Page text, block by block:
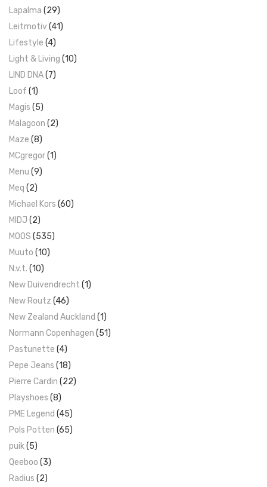
Lapalma (29)
Leitmotiv(41)
Lifestyle (4)
Light & Living (10)
LIND DNA(7)
Loof (1)
Magis (5)
Malagoon (2)
Maze (8)
MCgregor(1)
Menu (9)
Meq (2)
Michael Kors (60)
MIDJ (2)
MOOS (535)
Muuto (10)
N.v.t. (10)
New Duivendrecht (1)
New Routz (46)
New Zealand Auckland (1)
Normann Copenhagen (51)
Pastunette (4)
Pepe Jeans (18)
Pierre Cardin (22)
Playshoes (8)
PME Legend (45)
Pols Potten (65)
puik(5)
Qeeboo (3)
Radius (2)